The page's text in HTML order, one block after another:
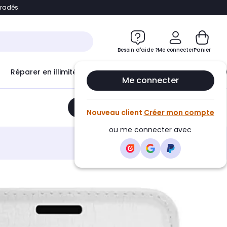
Accéder directement au chatbot
Besoin d'aide ?Me connecter
Me connecter
Nouveau client Créer mon compte
ou me connecter avec
Panier
Réparer en illimité avec Le Club Infinity
Ajouter au panier